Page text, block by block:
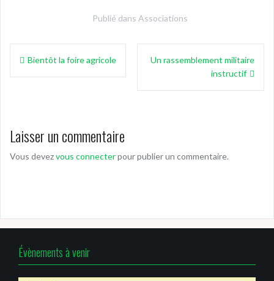
Publié dans Associations
Navigation
Bientôt la foire agricole
Un rassemblement militaire
instructif
Laisser un commentaire
Vous devezvous connecterpour publier un commentaire.
Évènements à venir